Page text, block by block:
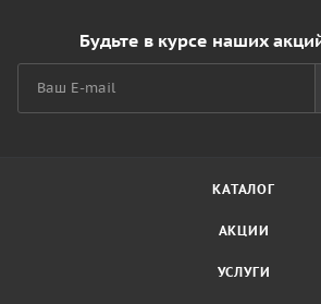
Будьте в курсе наших
КАТАЛОГ
АКЦИИ
УСЛУГИ